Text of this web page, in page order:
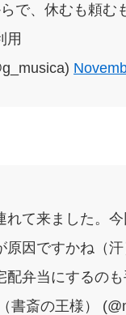
で、休むも頼む
用
れて来ました。
原因ですかね（汗
配弁当にするのも
書斎の王様）